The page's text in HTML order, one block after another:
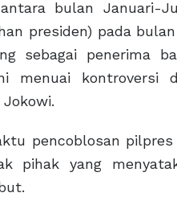
bulan Januari-
presiden) pada
sebagai penerima
menuai kontroversi
pencoblosan
pihak yang